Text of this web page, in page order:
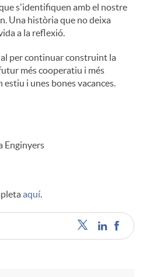
s'identifiquen amb el nostre
Una història que no deixa
a la reflexió.
per continuar construint la
més cooperatiu i més
i unes bones vacances.
Enginyers
aquí.